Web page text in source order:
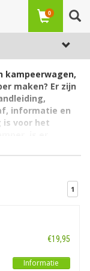
0
|
kampeerwagen,
maken? Er zijn
informatie en
is voor het
de ombouw
zoals de Jumper,
pakketten
modellen
1
€19,95
Informatie